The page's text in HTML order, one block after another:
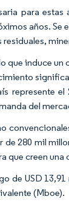
para estas
años. Se
que induce
represente
del
280 mil
que creen
USD
(Mboe).